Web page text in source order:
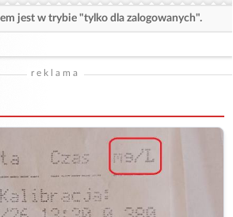
jest w trybie "tylko dla zalogowanych".
reklama